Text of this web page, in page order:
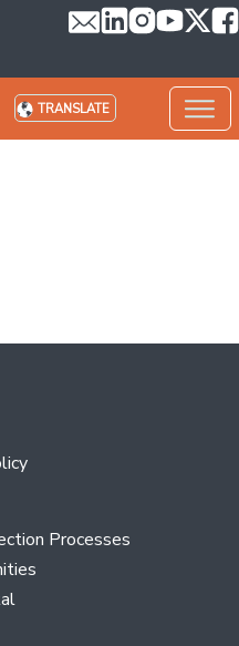
TRANSLATE
Processes